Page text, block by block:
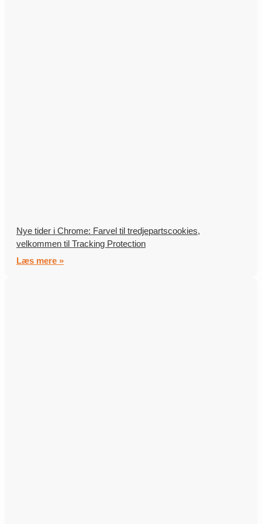
Nye tider i Chrome: Farvel til tredjepartscookies,
velkommen til Tracking Protection
Læs mere »